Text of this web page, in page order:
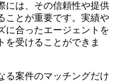
には、その信頼性や提供
ことが重要です。実績や
に合ったエージェントを
を受けることができま
る案件のマッチングだけ